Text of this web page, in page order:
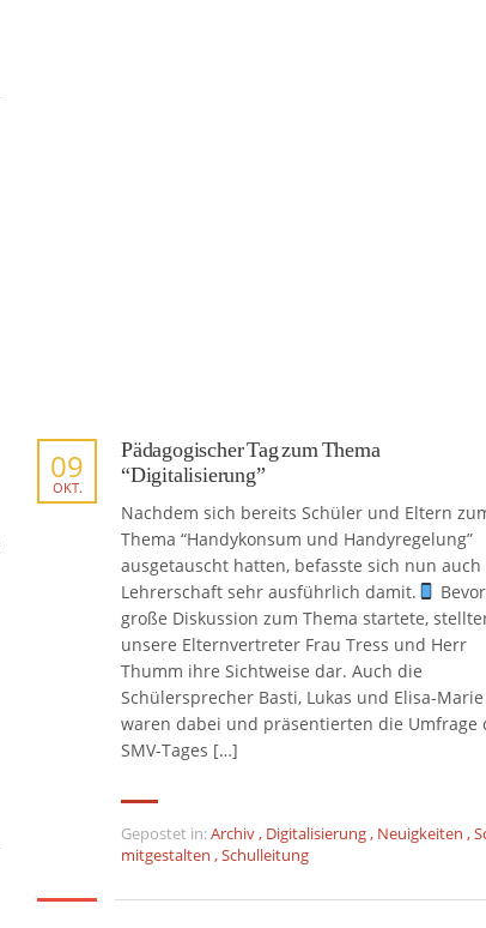
Pädagogischer Tag zum Thema
“Digitalisierung”
09
OKT.
Nachdem sich bereits Schüler und Eltern
Thema “Handykonsum und Handyregelung”
ausgetauscht hatten, befasste sich nun auch
Lehrerschaft sehr ausführlich damit.
große Diskussion zum Thema startete,
unsere Elternvertreter Frau Tress und Herr
Thumm ihre Sichtweise dar. Auch die
Schülersprecher Basti, Lukas und Elisa-Marie
waren dabei und präsentierten die Umfrage
SMV-Tages […]
Gepostet in:Archiv, Digitalisierung, Neuigkeiten ,
mitgestalten ,Schulleitung